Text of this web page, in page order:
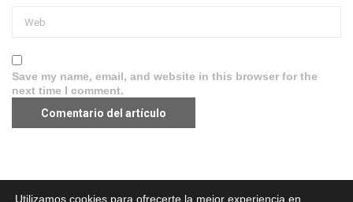
Save my name, email, and website in this browser for the
next time I comment.
Aviso legal·Política de Privacidad·Política de Cookies
Utilizamos cookies para ofrecerte la mejor experiencia en